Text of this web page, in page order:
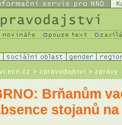
> zpravodajství > zprávy
Brňanům
stojanů